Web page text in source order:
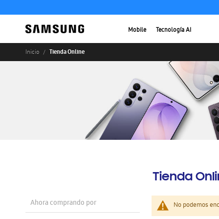
Mobile Tecnología AI
Inicio Tienda Online
Tienda
No podemos
Ahora comprando por